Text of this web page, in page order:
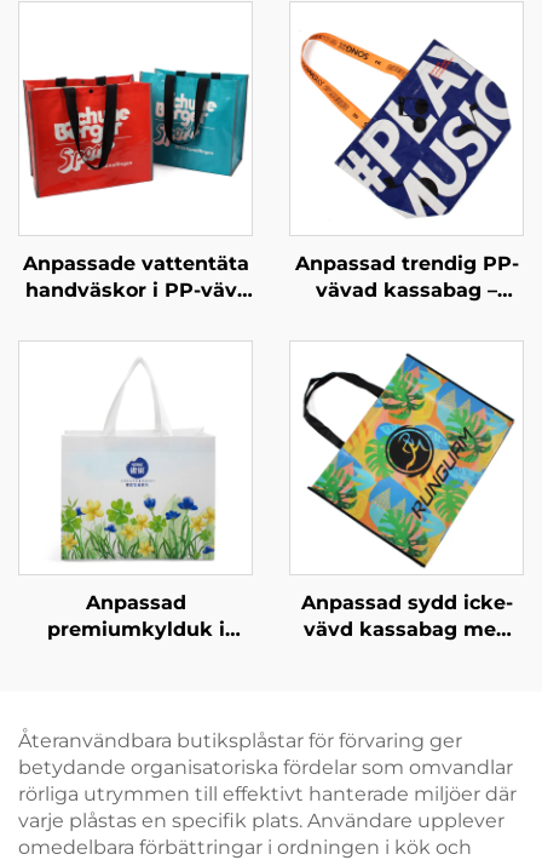
Anpassade vattentäta
handväskor i PP-vävt
ekologiskt
ansvarsfulla märkta
bärväskor för
modebutiker
Anpassad trendig PP-
vävad kassabag –
modekassabag med
musikmotiv för
varumärkesaktiviteter
Anpassad
premiumkylduk i
fågel- och
blommormotiv
Anpassad sydd icke-
vävd kassabag med
produkter för B2B
Återanvändbara butiksplåstar för förvaring ger
betydande organisatoriska fördelar som omvandlar
rörliga utrymmen till effektivt hanterade miljöer där
varje plåstas en specifik plats. Användare upplever
omedelbara förbättringar i ordningen i kök och